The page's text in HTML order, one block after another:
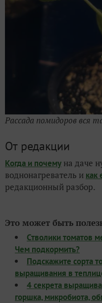
Рассада помидоров вся
От редакции
Когда и почему на даче
воднонагреватель и как
редакционный разбор.
Это может быть
Стволики томатов
Чем подкормить?
Подскажите сорта
выращивания в
4 секрета
горшка, микробиота,